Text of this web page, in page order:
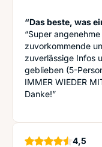
“Das beste, was
“Super
zuvorkommende
zuverlässige Infos
geblieben (5-
IMMER WIEDER
Danke!”
4,5